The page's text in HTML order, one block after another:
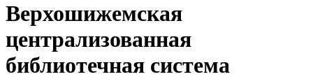
Верхошижемская
централизованная
библиотечная система